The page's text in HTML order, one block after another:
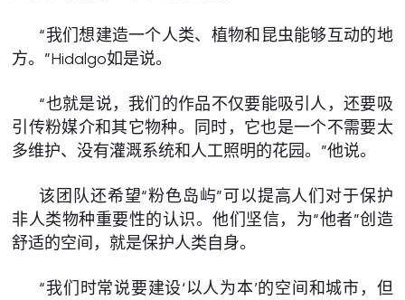
“我们想建造一个人类、植物和昆虫能够互动的地
方。”Hidalgo如是说。
“也就是说，我们的作品不仅要能吸引人，还要吸
引传粉媒介和其它物种。同时，它也是一个不需要太
多维护、没有灌溉系统和人工照明的花园。”他说。
该团队还希望“粉色岛屿”可以提高人们对于保护
非人类物种重要性的认识。他们坚信，为“他者”创造
舒适的空间，就是保护人类自身。
“我们时常说要建设‘以人为本’的空间和城市，但